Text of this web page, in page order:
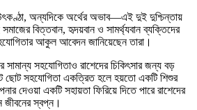
অন্যদিকে অর্থের অভাব—এই দুই দুশ্চিন্তায়
সমাজের বিত্তবান, হৃদয়বান ও সামর্থ্যবান ব্যক্তিদের
আকুল আবেদন জানিয়েছেন তারা।
সামান্য সহযোগিতাও রাশেদের চিকিৎসার জন্য বড়
ছোট সহযোগিতা একত্রিত হলে হয়তো একটি শিশুর
দেওয়া একটি সহায়তা ফিরিয়ে দিতে পারে রাশেদের
জীবনের স্বপ্ন।